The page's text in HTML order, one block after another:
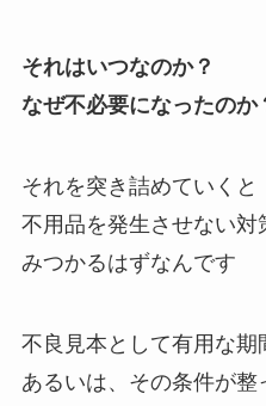
それはいつなのか？
なぜ不必要になったのか
それを突き詰めていくと
不用品を発生させない対
みつかるはずなんです
不良見本として有用な期
あるいは、その条件が整